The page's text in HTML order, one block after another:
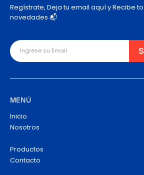
Regístrate, Deja tu email aquí y Recibe
novedades 📬
MENÚ
Inicio
Nosotros
Productos
Contacto